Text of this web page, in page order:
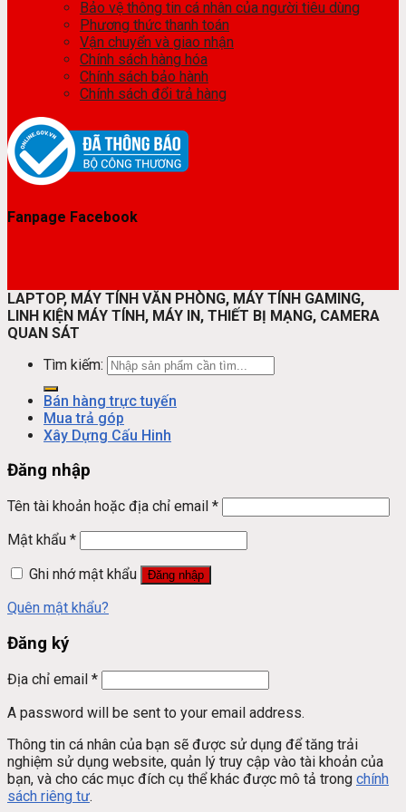
Bảo vệ thông tin cá nhân của người tiêu dùng
Phương thức thanh toán
Vận chuyển và giao nhận
Chính sách hàng hóa
Chính sách bảo hành
Chính sách đổi trả hàng
Fanpage Facebook
LAPTOP, MÁY TÍNH VĂN PHÒNG, MÁY TÍNH GAMING,
LINH KIỆN MÁY TÍNH, MÁY IN, THIẾT BỊ MẠNG, CAMERA
QUAN SÁT
Tìm kiếm:
Bán hàng trực tuyến
Mua trả góp
Xây Dựng Cấu Hinh
Đăng nhập
Tên tài khoản hoặc địa chỉ email *
Mật khẩu *
Ghi nhớ mật khẩu
Đăng nhập
Quên mật khẩu?
Đăng ký
Địa chỉ email *
A password will be sent to your email address.
Thông tin cá nhân của bạn sẽ được sử dụng để tăng trải
nghiệm sử dụng website, quản lý truy cập vào tài khoản của
bạn, và cho các mục đích cụ thể khác được mô tả trong chính
sách riêng tư.